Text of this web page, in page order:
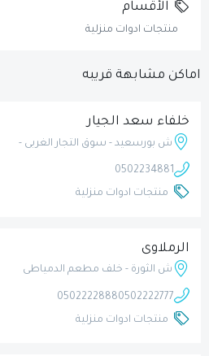
الأقسام
منتجات ادوات منزلية
اماكن مشابهة قريبه
خلفاء سعد الجيار
ش بورسعيد - سوق التجار الغربى -
0502234881
منتجات ادوات منزلية
الرملاوى
ش الثورة - خلف مطعم الدمياطى
0502222777
0502222888
منتجات ادوات منزلية